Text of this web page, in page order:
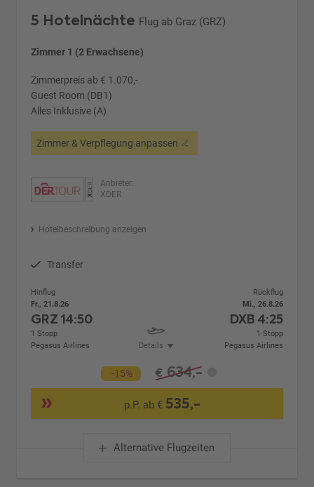
5 Hotelnächte Flug ab Graz (GRZ)
Zimmer 1 (2 Erwachsene)
Zimmerpreis ab € 1.070,-
Guest Room (DB1)
Alles Inklusive (A)
Zimmer & Verpflegung anpassen
Anbieter:
XDER
Hotelbeschreibung anzeigen
Transfer
Hinflug
Fr., 21.8.26
GRZ14:50
1 Stopp
Pegasus Airlines
Details
Rückflug
Mi., 26.8.26
DXB 4:25
1 Stopp
Pegasus Airlines
-15% € 634,-
p.P. ab € 535,-
Alternative Flugzeiten